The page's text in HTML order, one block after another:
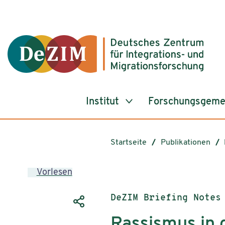
Institut
Startseite Publikationen
Vorlesen
Publikationstyp:
DeZIM Briefing Notes